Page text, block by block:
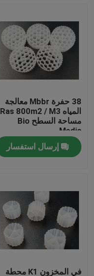
منتجات
معلومات عنا
مراقبة الجودة
اتصل بنا
اطلب اقتباس
الوسائط المرشحة MBBR
MBBR بيو ميديا
38 حفرة Mbbr معالجة
المياه Ras 800m2 / M3
مساحة السطح Bio
Media
إرسال استفسار
في المخزون K1 محطة